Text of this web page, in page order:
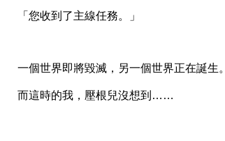
「您收到了主線任務。」
一個世界即將毀滅，另一個世界正在誕生。
而這時的我，壓根兒沒想到……